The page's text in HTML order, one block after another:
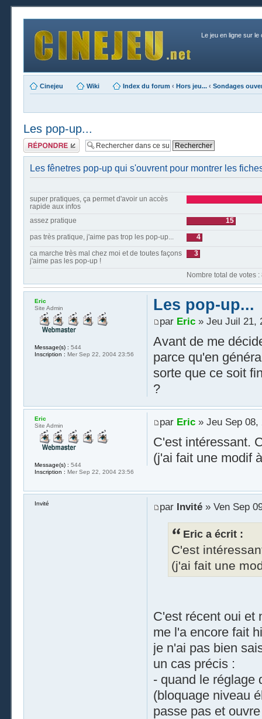
Le jeu en ligne sur le
Cinejeu Wiki Index du forum ‹ Hors jeu... ‹ Sondages
Les pop-up...
Publier une
réponse
Les fênetres pop-up qui s'ouvrent pour montrer les
super pratiques, ça permet d'avoir un accès
rapide aux infos
assez pratique
15
pas très pratique, j'aime pas trop les pop-up...
4
ca marche très mal chez moi et de toutes façons
j'aime pas les pop-up !
3
Les pop-up...
par Eric» Jeu Juil 21,
Avant de me
parce qu'en
sorte que ce soit
?
Eric
Site Admin
Message(s) : 544
Inscription : Mer Sep 22, 2004 23:56
par Eric» Jeu Sep 08,
C'est intéressant.
(j'ai fait une modif
Eric
Site Admin
Message(s) : 544
Inscription : Mer Sep 22, 2004 23:56
par Invité» Ven Sep
Eric a écrit :
C'est
(j'ai fait une
C'est récent oui et
me l'a encore fait
je n'ai pas bien
un cas précis :
- quand le réglage
(bloquage niveau
passe pas et
Invité